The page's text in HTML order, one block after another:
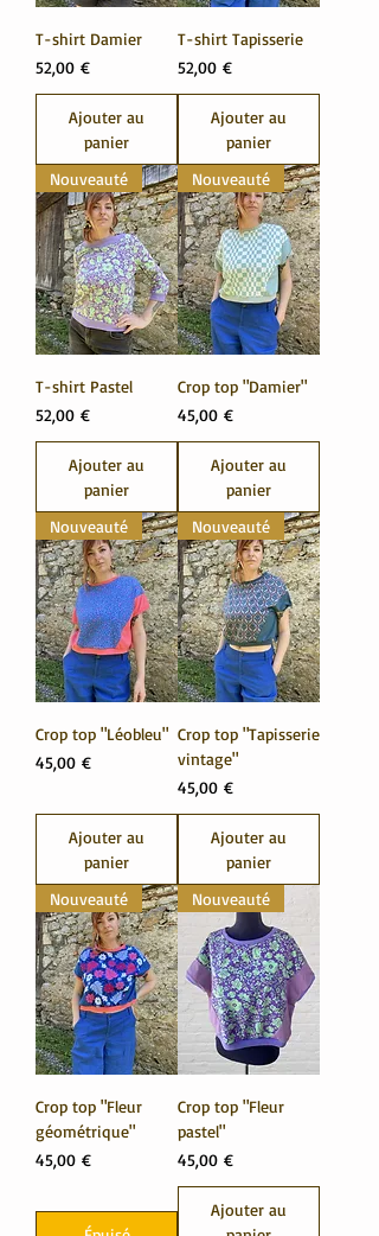
T-shirt Damier
Prix
52,00 €
Ajouter au
panier
T-shirt Tapisserie
Prix
52,00 €
Ajouter au
panier
Nouveauté
T-shirt Pastel
Prix
52,00 €
Ajouter au
panier
Nouveauté
Crop top "Damier"
Prix
45,00 €
Ajouter au
panier
Nouveauté
Crop top "Léobleu"
Prix
45,00 €
Ajouter au
panier
Nouveauté
Crop top "Tapisserie
vintage"
Prix
45,00 €
Ajouter au
panier
Nouveauté
Crop top "Fleur
géométrique"
Prix
45,00 €
Nouveauté
Crop top "Fleur
pastel"
Prix
45,00 €
Ajouter au